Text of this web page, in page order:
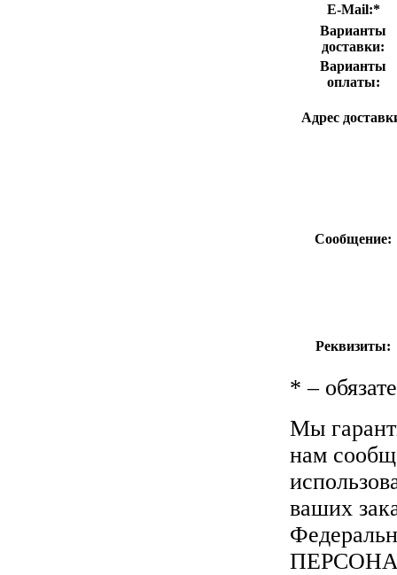
E-Mail:*
Варианты
доставки:
Варианты
оплаты:
Адрес
Сообщение:
Реквизиты:
* –
Мы
нам
ваших